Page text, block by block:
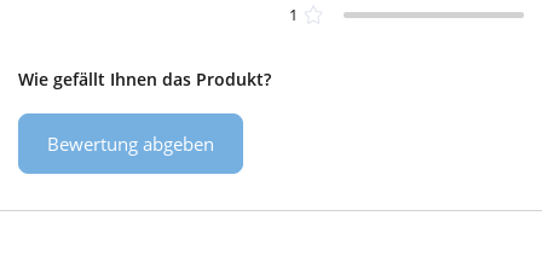
1
Wie gefällt Ihnen das Produkt?
Bewertung abgeben